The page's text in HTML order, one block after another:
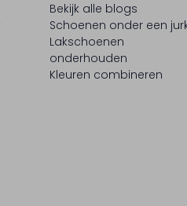
Bekijk alle blogs
Schoenen onder een
Lakschoenen
onderhouden
Kleuren combineren